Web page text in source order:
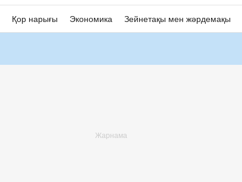
Қор нарығы Экономика Зейнетақы мен жәрдемақы